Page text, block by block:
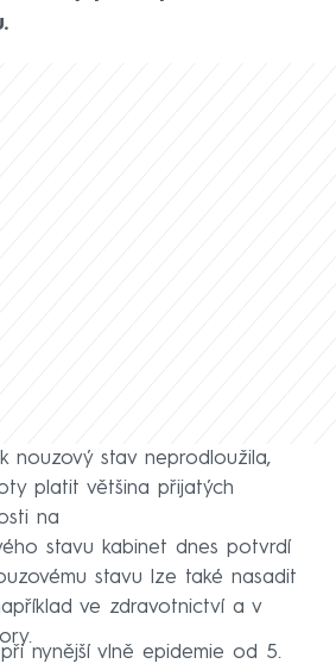
nouzový stav neprodloužila,
platit většina přijatých
na
stavu kabinet dnes potvrdí
stavu lze také nasadit
ve zdravotnictví a v
nynější vlně epidemie od 5.